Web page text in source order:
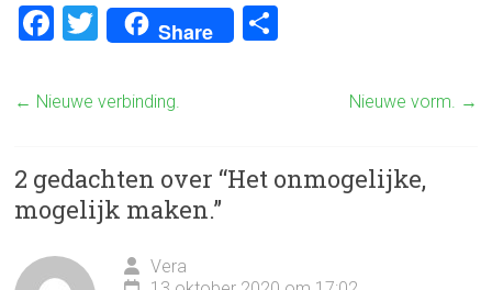
F
ce
o
ok
T
tt
Share
← Nieuwe verbinding. Nieuwe vorm. →
2 gedachten over “Het onmogelijke,
mogelijk maken.”
Vera